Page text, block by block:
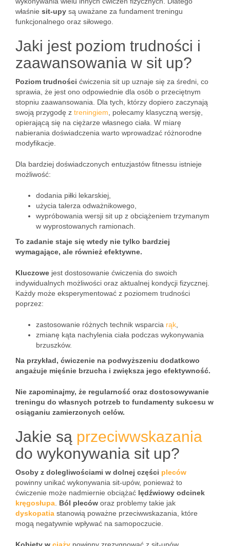
właśnie sit-upy są uważane za fundament treningu
funkcjonalnego oraz siłowego.
Jaki jest poziom trudności i
zaawansowania w sit up?
Poziom trudności ćwiczenia sit up uznaje się za średni, co
sprawia, że jest ono odpowiednie dla osób o przeciętnym
stopniu zaawansowania. Dla tych, którzy dopiero zaczynają
swoją przygodę z treningiem , polecamy klasyczną wersję,
opierającą się na ciężarze własnego ciała. W miarę
nabierania doświadczenia warto wprowadzać różnorodne
modyfikacje.
Dla bardziej doświadczonych entuzjastów fitnessu istnieje
możliwość:
dodania piłki lekarskiej,
użycia talerza odważnikowego,
wypróbowania wersji sit up z obciążeniem trzymanym
w wyprostowanych ramionach.
To zadanie staje się wtedy nie tylko bardziej
wymagające, ale również efektywne.
Kluczowe jest dostosowanie ćwiczenia do swoich
indywidualnych możliwości oraz aktualnej kondycji fizycznej.
Każdy może eksperymentować z poziomem trudności
poprzez:
zastosowanie różnych technik wsparcia rąk
zmianę kąta nachylenia ciała podczas wykonywania
brzuszków.
Na przykład, ćwiczenie na podwyższeniu dodatkowo
angażuje mięśnie brzucha i zwiększa jego efektywność.
Nie zapominajmy, że regularność oraz dostosowywanie
treningu do własnych potrzeb to fundamenty sukcesu w
osiąganiu zamierzonych celów.
Jakie są przeciwwskazania
do wykonywania sit up?
Osoby z dolegliwościami w dolnej części pleców
powinny unikać wykonywania sit-upów, ponieważ to
ćwiczenie może nadmiernie obciążać lędźwiowy odcinek
kręgosłupa Ból pleców oraz problemy takie jak
dyskopatia stanowią poważne przeciwwskazania, które
mogą negatywnie wpływać na samopoczucie.